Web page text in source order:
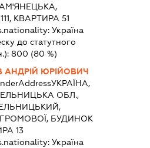
КВАРТИРА 51
Україна
до статутного
800 (80 %)
АНДРІЙ ЮРІЙОВИЧ
УКРАЇНА,
ОБЛ.,
БУДИНОК
13
Україна